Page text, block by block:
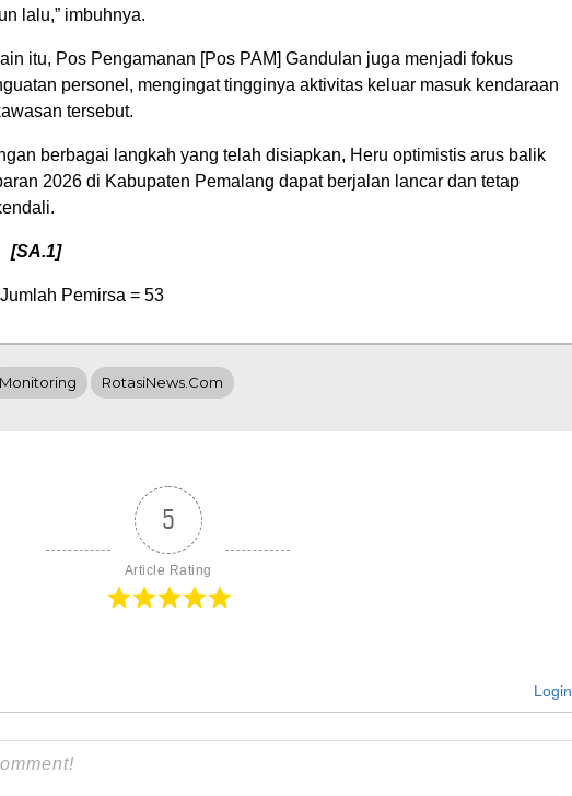
lalu,” imbuhnya.
itu, Pos Pengamanan [Pos PAM] Gandulan juga menjadi fokus
personel, mengingat tingginya aktivitas keluar masuk kendaraan
tersebut.
berbagai langkah yang telah disiapkan, Heru optimistis arus balik
2026 di Kabupaten Pemalang dapat berjalan lancar dan tetap
[SA.1]
Jumlah Pemirsa = 53
Monitoring RotasiNews.com
5
Article Rating
Login